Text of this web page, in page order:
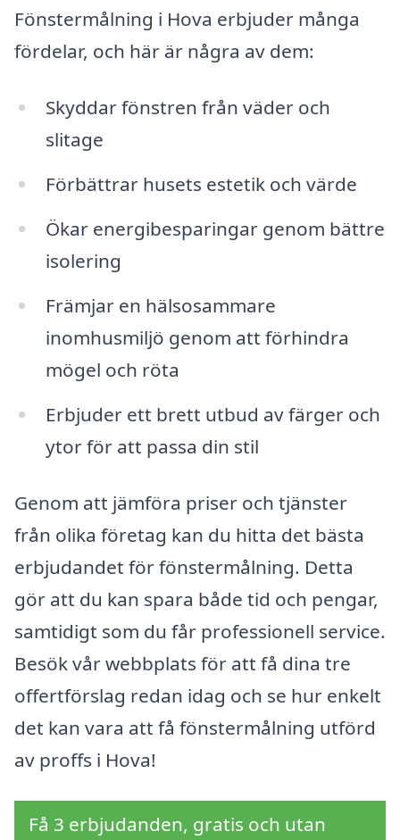
Fönstermålning i Hova erbjuder många
fördelar, och här är några av dem:
Skyddar fönstren från väder och
slitage
Förbättrar husets estetik och värde
Ökar energibesparingar genom bättre
isolering
Främjar en hälsosammare
inomhusmiljö genom att förhindra
mögel och röta
Erbjuder ett brett utbud av färger och
ytor för att passa din stil
Genom att jämföra priser och tjänster
från olika företag kan du hitta det bästa
erbjudandet för fönstermålning. Detta
gör att du kan spara både tid och pengar,
samtidigt som du får professionell service.
Besök vår webbplats för att få dina tre
offertförslag redan idag och se hur enkelt
det kan vara att få fönstermålning utförd
av proffs i Hova!
Få 3 erbjudanden, gratis och utan